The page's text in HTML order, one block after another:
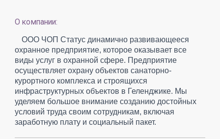
О компании:
ООО ЧОП Статус динамично развивающееся
охранное предприятие, которое оказывает все
виды услуг в охранной сфере. Предприятие
осуществляет охрану объектов санаторно-
курортного комплекса и строящихся
инфраструктурных объектов в Геленджике. Мы
уделяем большое внимание созданию достойных
условий труда своим сотрудникам, включая
заработную плату и социальный пакет.